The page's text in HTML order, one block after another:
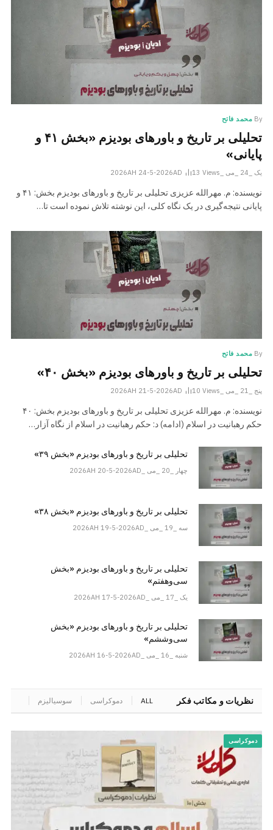
By محمد فاتح
تحلیلی بر تاریخ و باورهای بودیزم «بخش ۴۱ و
پایانی»
یک _24 _می _2026AH 24-5-2026AD 13 Views
نویسنده: م. مهرالله عزیزی تحلیلی بر تاریخ و باورهای بودیزم بخش: ۴۱ و
پایانی نتیجه‌گیری در یک نگاه کلی، این نوشته تلاش نموده است تا…
By محمد فاتح
تحلیلی بر تاریخ و باورهای بودیزم «بخش ۴۰»
پنج _21 _می _2026AH 21-5-2026AD 10 Views
نویسنده: م. مهرالله عزیزی تحلیلی بر تاریخ و باورهای بودیزم بخش: ۴۰
حکم رهبانیت در اسلام (ادامه) د: حکم رهبانیت در اسلام از نگاه آزار…
تحلیلی بر تاریخ و باورهای بودیزم «بخش ۳۹»
چهار _20 _می _2026AH 20-5-2026AD
تحلیلی بر تاریخ و باورهای بودیزم «بخش ۳۸»
سه _19 _می _2026AH 19-5-2026AD
تحلیلی بر تاریخ و باورهای بودیزم «بخش
سی‌وهفتم»
یک _17 _می _2026AH 17-5-2026AD
تحلیلی بر تاریخ و باورهای بودیزم «بخش
سی‌وششم»
شنبه _16 _می _2026AH 16-5-2026AD
نظریات و مکاتب فکر ALL دموکراسی سوسیالیزم
دموکراسی